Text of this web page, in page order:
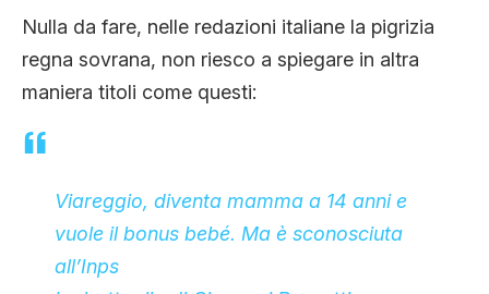
CLIMA ED ENERGIA
CHI SIAMO
Nulla da fare, nelle redazioni italiane la pigrizia
regna sovrana, non riesco a spiegare in altra
maniera titoli come questi:
Viareggio, diventa mamma a 14 anni e
vuole il bonus bebé. Ma è sconosciuta
all’Inps